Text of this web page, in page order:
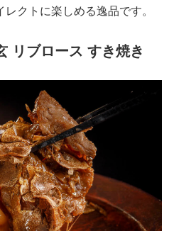
クトに楽しめる逸品です。
リブロース すき焼き